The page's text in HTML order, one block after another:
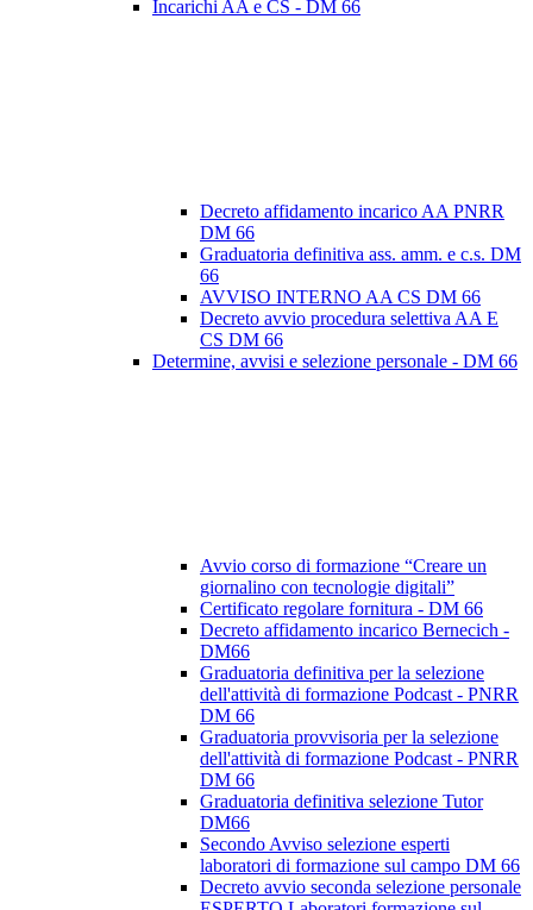
Incarichi AA e CS - DM 66
Decreto affidamento incarico AA PNRR
DM 66
Graduatoria definitiva ass. amm. e c.s. DM
66
AVVISO INTERNO AA CS DM 66
Decreto avvio procedura selettiva AA E
CS DM 66
Determine, avvisi e selezione personale - DM 66
Avvio corso di formazione “Creare un
giornalino con tecnologie digitali”
Certificato regolare fornitura - DM 66
Decreto affidamento incarico Bernecich -
DM66
Graduatoria definitiva per la selezione
dell'attività di formazione Podcast - PNRR
DM 66
Graduatoria provvisoria per la selezione
dell'attività di formazione Podcast - PNRR
DM 66
Graduatoria definitiva selezione Tutor
DM66
Secondo Avviso selezione esperti
laboratori di formazione sul campo DM 66
Decreto avvio seconda selezione personale